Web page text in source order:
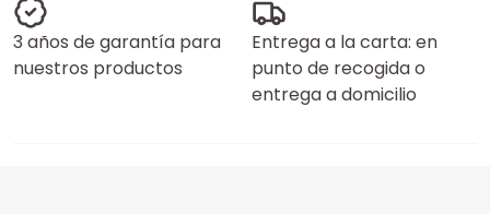
3 años de garantía para
nuestros productos
Entrega a la carta: en
punto de recogida o
entrega a domicilio